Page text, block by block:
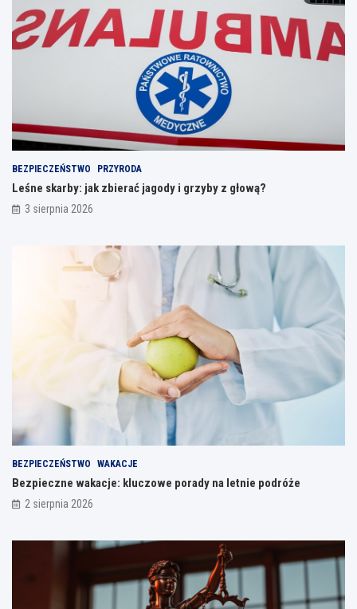
BEZPIECZEŃSTWO PRZYRODA
Leśne skarby: jak zbierać jagody i grzyby z głową?
3 sierpnia 2026
BEZPIECZEŃSTWO WAKACJE
Bezpieczne wakacje: kluczowe porady na letnie podróże
2 sierpnia 2026